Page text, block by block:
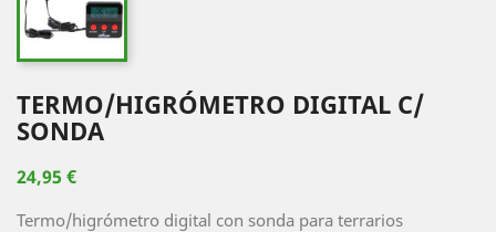
TERMO/HIGRÓMETRO DIGITAL C/
SONDA
24,95 €
Termo/higrómetro digital con sonda para terrarios